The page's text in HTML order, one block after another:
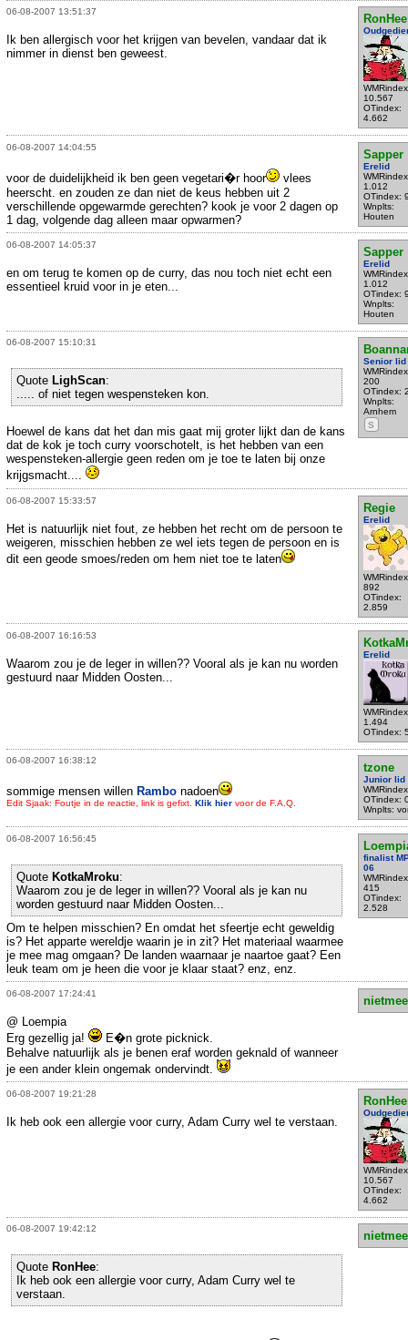
06-08-2007 13:51:37
RonHee
10.567
OTindex:
4.662
Ik ben allergisch voor het krijgen van bevelen, vandaar dat ik
nimmer in dienst ben geweest.
06-08-2007 14:04:55
Sapper
Erelid
1.012
OTindex:
Wnplts:
Houten
voor de duidelijkheid ik ben geen vegetari�r hoor
vlees
heerscht. en zouden ze dan niet de keus hebben uit 2
verschillende opgewarmde gerechten? kook je voor 2 dagen op
1 dag, volgende dag alleen maar opwarmen?
06-08-2007 14:05:37
Sapper
Erelid
1.012
OTindex:
Wnplts:
Houten
en om terug te komen op de curry, das nou toch niet echt een
essentieel kruid voor in je eten...
06-08-2007 15:10:31
Senior lid
200
OTindex:
Wnplts:
Arnhem
S
Quote LighScan:
..... of niet tegen wespensteken kon.
Hoewel de kans dat het dan mis gaat mij groter lijkt dan de kans
dat de kok je toch curry voorschotelt, is het hebben van een
wespensteken-allergie geen reden om je toe te laten bij onze
krijgsmacht....
06-08-2007 15:33:57
Regie
Erelid
892
OTindex:
2.859
Het is natuurlijk niet fout, ze hebben het recht om de persoon te
weigeren, misschien hebben ze wel iets tegen de persoon en is
dit een geode smoes/reden om hem niet toe te laten
06-08-2007 16:16:53
Erelid
1.494
OTindex:
Waarom zou je de leger in willen?? Vooral als je kan nu worden
gestuurd naar Midden Oosten...
06-08-2007 16:38:12
tzone
Junior lid
OTindex:
Wnplts:
sommige mensen willen Rambo nadoen
Edit Sjaak: Foutje in de reactie, link is gefixt. Klik hier voor de F.A.Q.
06-08-2007 16:56:45
finalist
06
415
OTindex:
2.528
Quote KotkaMroku:
Waarom zou je de leger in willen?? Vooral als je kan nu
worden gestuurd naar Midden Oosten...
Om te helpen misschien? En omdat het sfeertje echt geweldig
is? Het apparte wereldje waarin je in zit? Het materiaal waarmee
je mee mag omgaan? De landen waarnaar je naartoe gaat? Een
leuk team om je heen die voor je klaar staat? enz, enz.
06-08-2007 17:24:41
@ Loempia
Erg gezellig ja!
E�n grote picknick.
Behalve natuurlijk als je benen eraf worden geknald of wanneer
je een ander klein ongemak ondervindt.
06-08-2007 19:21:28
RonHee
10.567
OTindex:
4.662
Ik heb ook een allergie voor curry, Adam Curry wel te verstaan.
06-08-2007 19:42:12
Quote RonHee:
Ik heb ook een allergie voor curry, Adam Curry wel te
verstaan.